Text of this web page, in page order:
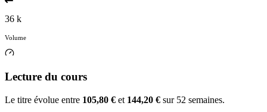
36 k
Volume
Lecture du cours
Le titre évolue entre 105,80 € et 144,20 € sur 52 semaines.